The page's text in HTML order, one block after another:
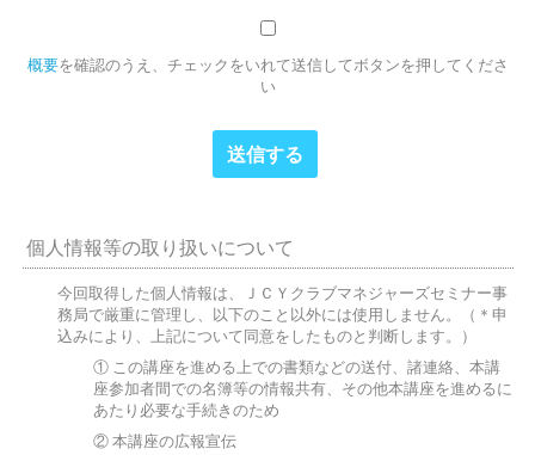
概要を確認のうえ、チェックをいれて送信してボタンを押してくださ
い
個人情報等の取り扱いについて
今回取得した個人情報は、ＪＣＹクラブマネジャーズセミナー事
務局で厳重に管理し、以下のこと以外には使用しません。（＊申
込みにより、上記について同意をしたものと判断します。）
① この講座を進める上での書類などの送付、諸連絡、本講
座参加者間での名簿等の情報共有、その他本講座を進めるに
あたり必要な手続きのため
② 本講座の広報宣伝